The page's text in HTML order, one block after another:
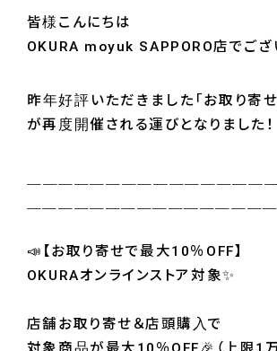
皆様こんにちは
OKURA moyuk SAPPORO店でござ
昨年好評いただきました「お取り寄せ
が再度開催される運びとなりました！
📣【お取り寄せで最大10％OFF】
OKURAオンラインストア対象✨
店舗お取り寄せ＆店頭購入で